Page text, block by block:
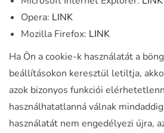
Opera: LINK
Mozilla Firefox: LINK
Ha Ön a cookie-k használatát a
beállításokon keresztül letiltja,
azok bizonyos funkciói
használhatatlanná válnak
használatát nem engedélyezi újra,